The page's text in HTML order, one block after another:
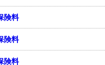
険料
険料
険料